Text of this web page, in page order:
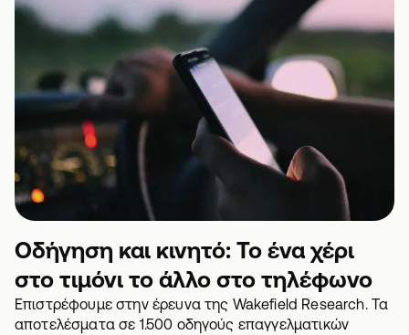
Οδήγηση και κινητό: Το ένα χέρι
στο τιμόνι το άλλο στο τηλέφωνο
Επιστρέφουμε στην έρευνα της Wakefield Research. Τα
αποτελέσματα σε 1.500 οδηγούς επαγγελματικών